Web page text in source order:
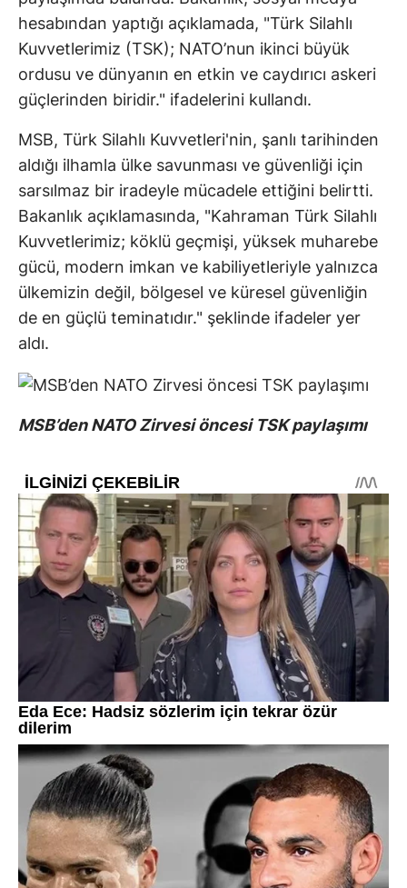
hesabından yaptığı açıklamada, "Türk Silahlı
Kuvvetlerimiz (TSK); NATO’nun ikinci büyük
ordusu ve dünyanın en etkin ve caydırıcı askeri
güçlerinden biridir." ifadelerini kullandı.
MSB, Türk Silahlı Kuvvetleri'nin, şanlı tarihinden
aldığı ilhamla ülke savunması ve güvenliği için
sarsılmaz bir iradeyle mücadele ettiğini belirtti.
Bakanlık açıklamasında, "Kahraman Türk Silahlı
Kuvvetlerimiz; köklü geçmişi, yüksek muharebe
gücü, modern imkan ve kabiliyetleriyle yalnızca
ülkemizin değil, bölgesel ve küresel güvenliğin
de en güçlü teminatıdır." şeklinde ifadeler yer
aldı.
MSB’den NATO Zirvesi öncesi TSK paylaşımı